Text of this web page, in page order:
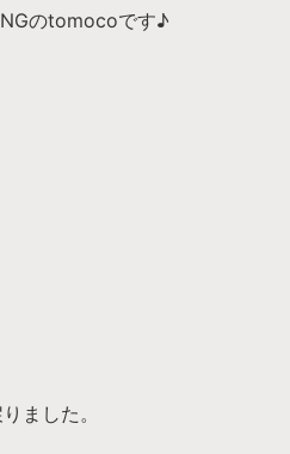
のtomocoです♪
ました。